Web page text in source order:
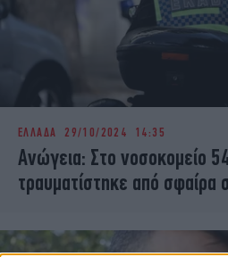
ΕΛΛΑΔΑ 29/10/2024 14:35
Ανώγεια: Στο νοσοκομείο
τραυματίστηκε από σφαίρα